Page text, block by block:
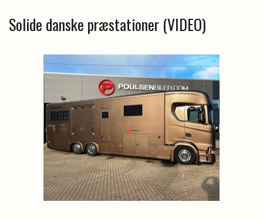
Solide danske præstationer (VIDEO)